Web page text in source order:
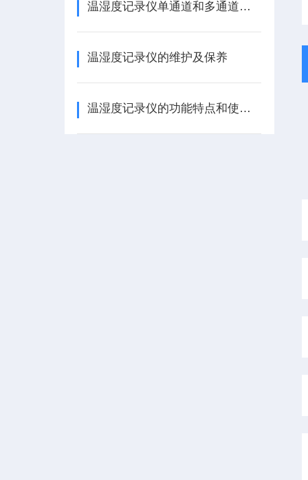
温湿度记录仪单通道和多通道的区别在哪里？
温湿度记录仪的维护及保养
温湿度记录仪的功能特点和使用方法介绍